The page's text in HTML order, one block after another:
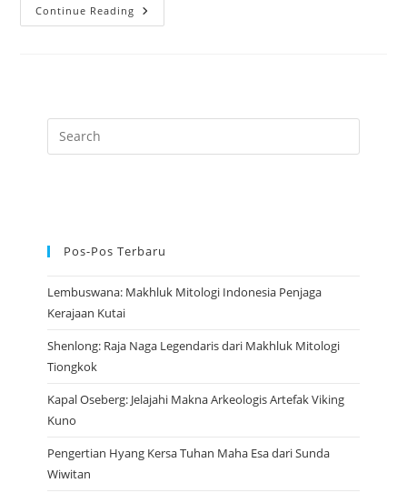
Continue Reading Pixiu:
Hewan
Pos-Pos Terbaru
Lembuswana: Makhluk Mitologi Indonesia Penjaga
Kerajaan Kutai
Shenlong: Raja Naga Legendaris dari Makhluk Mitologi
Tiongkok
Kapal Oseberg: Jelajahi Makna Arkeologis Artefak Viking
Kuno
Pengertian Hyang Kersa Tuhan Maha Esa dari Sunda
Wiwitan